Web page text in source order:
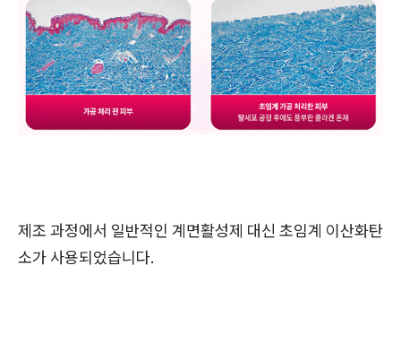
제조 과정에서 일반적인 계면활성제 대신 초임계 이산화탄
소가 사용되었습니다.